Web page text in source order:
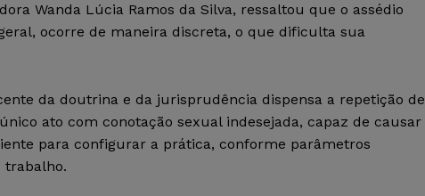
Wanda Lúcia Ramos da Silva, ressaltou que o assédio
ocorre de maneira discreta, o que dificulta sua
da doutrina e da jurisprudência dispensa a repetição de
ato com conotação sexual indesejada, capaz de causar
para configurar a prática, conforme parâmetros
trabalho.